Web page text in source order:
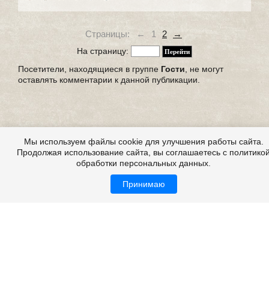
Страницы: ← 1 2 →
На страницу:
Посетители, находящиеся в группе Гости , не могут
оставлять комментарии к данной публикации.
Мы используем файлы cookie для улучшения работы сайта.
Продолжая использование сайта, вы соглашаетесь с
обработки персональных данных.
Принимаю